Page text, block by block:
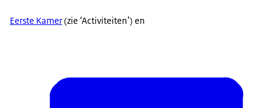
Eerste Kamer(zie ‘Activiteiten’) en